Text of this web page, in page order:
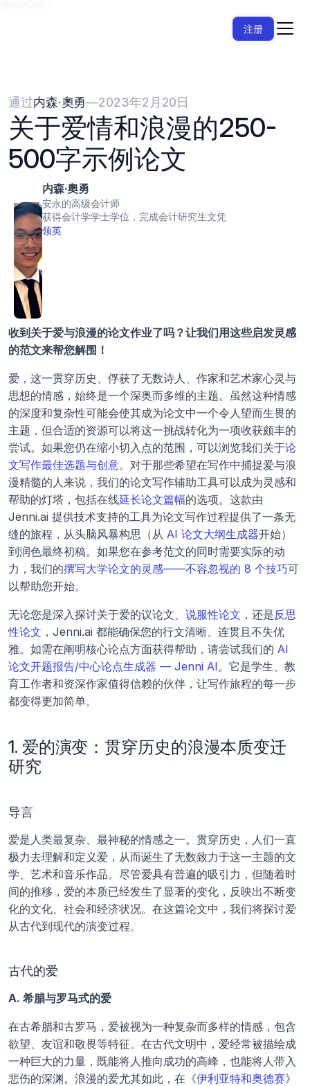
注册
通过内森·奧勇—2023年2月20日
关于爱情和浪漫的250-
500字示例论文
内森·奧勇
安永的高级会计师
获得会计学学士学位，完成会计研究生文凭
领英
收到关于爱与浪漫的论文作业了吗？让我们用这些启发灵感
的范文来帮您解围！
爱，这一贯穿历史、俘获了无数诗人、作家和艺术家心灵与
思想的情感，始终是一个深奥而多维的主题。虽然这种情感
的深度和复杂性可能会使其成为论文中一个令人望而生畏的
主题，但合适的资源可以将这一挑战转化为一项收获颇丰的
尝试。如果您仍在缩小切入点的范围，可以浏览我们关于论
文写作最佳选题与创意。对于那些希望在写作中捕捉爱与浪
漫精髓的人来说，我们的论文写作辅助工具可以成为灵感和
帮助的灯塔，包括在线延长论文篇幅的选项。这款由
Jenni.ai 提供技术支持的工具为论文写作过程提供了一条无
缝的旅程，从头脑风暴构思（从 AI 论文大纲生成器开始）
到润色最终初稿。如果您在参考范文的同时需要实际的动
力，我们的撰写大学论文的灵感——不容忽视的 8 个技巧可
以帮助您开始。
无论您是深入探讨关于爱的议论文、 说服性论文 ，还是反思
性论文 ，Jenni.ai 都能确保您的行文清晰、连贯且不失优
雅。如需在阐明核心论点方面获得帮助，请尝试我们的 AI
论文开题报告/中心论点生成器 — Jenni AI。它是学生、教
育工作者和资深作家值得信赖的伙伴，让写作旅程的每一步
都变得更加简单。
1. 爱的演变：贯穿历史的浪漫本质变迁
研究
导言
爱是人类最复杂、最神秘的情感之一。贯穿历史，人们一直
极力去理解和定义爱，从而诞生了无数致力于这一主题的文
学、艺术和音乐作品。尽管爱具有普遍的吸引力，但随着时
间的推移，爱的本质已经发生了显著的变化，反映出不断变
化的文化、社会和经济状况。在这篇论文中，我们将探讨爱
从古代到现代的演变过程。
古代的爱
A. 希腊与罗马式的爱
在古希腊和古罗马，爱被视为一种复杂而多样的情感，包含
欲望、友谊和敬畏等特征。在古代文明中，爱经常被描绘成
一种巨大的力量，既能将人推向成功的高峰，也能将人带入
悲伤的深渊。浪漫的爱尤其如此，在《伊利亚特和奥德赛》